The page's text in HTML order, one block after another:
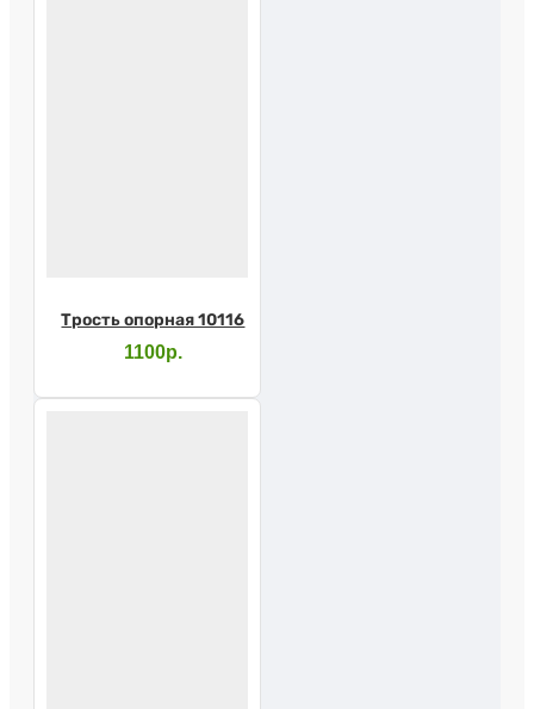
Трость опорная 10116
1100р.